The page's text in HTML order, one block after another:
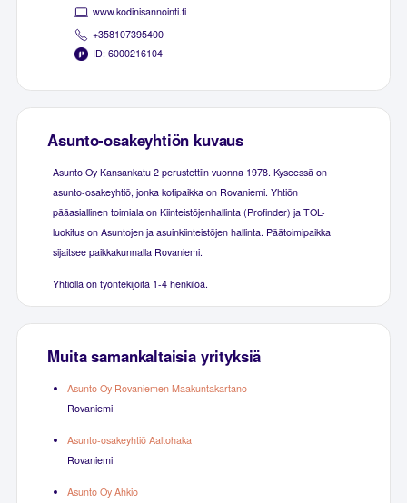
www.kodinisannointi.fi
+358107395400
ID: 6000216104
Asunto-osakeyhtiön kuvaus
Asunto Oy Kansankatu 2 perustettiin vuonna 1978. Kyseessä on
asunto-osakeyhtiö, jonka kotipaikka on Rovaniemi. Yhtiön
pääasiallinen toimiala on Kiinteistöjenhallinta (Profinder) ja TOL-
luokitus on Asuntojen ja asuinkiinteistöjen hallinta. Päätoimipaikka
sijaitsee paikkakunnalla Rovaniemi.
Yhtiöllä on työntekijöitä 1-4 henkilöä.
Muita samankaltaisia yrityksiä
Asunto Oy Rovaniemen Maakuntakartano
Rovaniemi
Asunto-osakeyhtiö Aaltohaka
Rovaniemi
Asunto Oy Ahkio